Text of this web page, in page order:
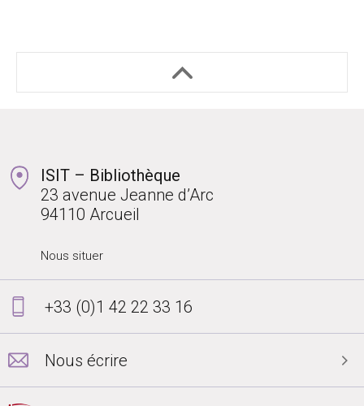
ISIT – Bibliothèque
23 avenue Jeanne d’Arc
94110 Arcueil
Nous situer
+33 (0)1 42 22 33 16
Nous écrire